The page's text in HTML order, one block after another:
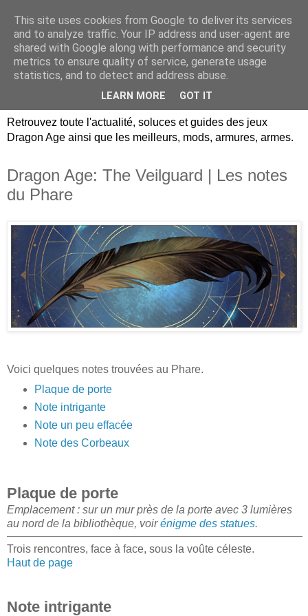
Dragon Age Univers :
Guides, soluces, infos sur
les jeux Dragon Age.
Retrouvez toute l'actualité, soluces et guides des jeux
Dragon Age ainsi que les meilleurs, mods, armures, armes.
Dragon Age: The Veilguard | Les notes
du Phare
Voici quelques notes trouvées au Phare.
Plaque de porte
Note intrigante
Note un peu effacée
Note des Corbeaux
Plaque de porte
Emplacement : sur un mur près de la porte avec 3 lumières
au nord de la bibliothèque, voirénigme des statues.
Trois rencontres, face à face, sous la voûte céleste.
Haut de page
Note intrigante
This site uses cookies from Google to deliver its services
and to analyze traffic. Your IP address and user-agent are
shared with Google along with performance and security
metrics to ensure quality of service, generate usage
statistics, and to detect and address abuse.
LEARN MORE GOT IT